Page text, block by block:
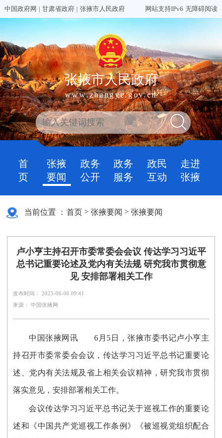
中国政府网 | 甘肃省政府 | 张掖市人民政府 网站支持IPv6 无障碍阅读
张掖市人民政府
www.zhangye.gov.cn
首
页
张掖
要闻
政务
公开
政务
服务
政民
互动
走进
张掖
当前位置 ： 首页 >张掖要闻 >张掖要闻
卢小亨主持召开市委常委会会议 传达学习习近平
总书记重要论述及党内有关法规 研究我市贯彻意
见 安排部署相关工作
发布时间： 2025-06-06 09:41
来源： 中国张掖网
中国张掖网讯 6月5日，张掖市委书记卢小亨主
持召开市委常委会会议，传达学习习近平总书记重要论
述、党内有关法规及省上相关会议精神，研究我市贯彻
落实意见，安排部署相关工作。
会议传达学习习近平总书记关于巡视工作的重要论
述和《中国共产党巡视工作条例》《被巡视党组织配合